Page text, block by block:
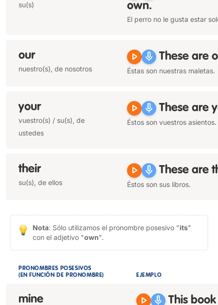
su(s)
own.
El perro no le gusta estar
our
nuestro(s), de nosotros
play_arrow mic These are
Éstas son nuestras maletas.
your
vuestro(s) / su(s), de
ustedes
play_arrow mic These are
Éstos son vuestros
their
su(s), de ellos
play_arrow mic These are
Éstos son sus libros.
Nota: Sólo utilizamos el pronombre posesivo "its"
con el adjetivo "own".
PRONOMBRES POSESIVOS
(EN FUNCIÓN DE PRONOMBRE)
EJEMPLO
mine play_arrow mic This